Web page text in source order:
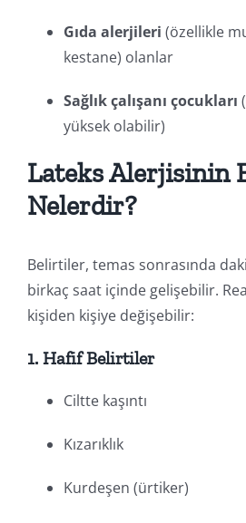
Gıda alerjileri (özellikle
kestane) olanlar
Sağlık çalışanı çocukları
yüksek olabilir)
Lateks Alerjisinin
Nelerdir?
Belirtiler, temas sonrasında
birkaç saat içinde gelişebilir.
kişiden kişiye değişebilir:
1. Hafif Belirtiler
Ciltte kaşıntı
Kızarıklık
Kurdeşen (ürtiker)